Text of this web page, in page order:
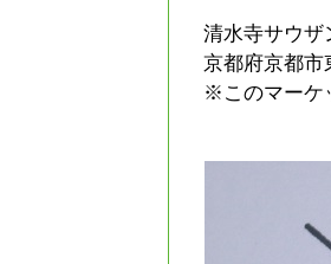
清水寺サウ
京都府京都市
※このマーケ